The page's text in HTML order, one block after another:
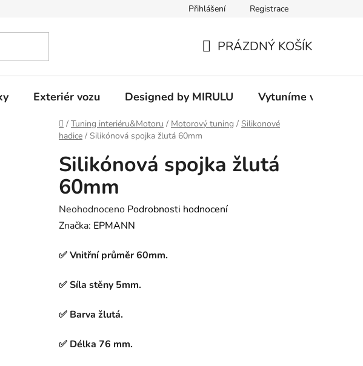
Přihlášení Registrace
KOŠÍK
PRÁZDNÝ KOŠÍK
Exteriér vozu Designed by MIRULU Vytuníme vám
Domů
/ Tuning interiéru&Motoru / Motorový tuning / Silikonové
hadice / Silikónová spojka žlutá 60mm
Silikónová spojka žlutá
60mm
Průměrné
hodnocení
je
z
Neohodnoceno Podrobnosti hodnocení
Značka: EPMANN
✅ Vnitřní průměr 60mm.
✅ Síla stěny 5mm.
✅ Barva žlutá.
✅ Délka 76 mm.